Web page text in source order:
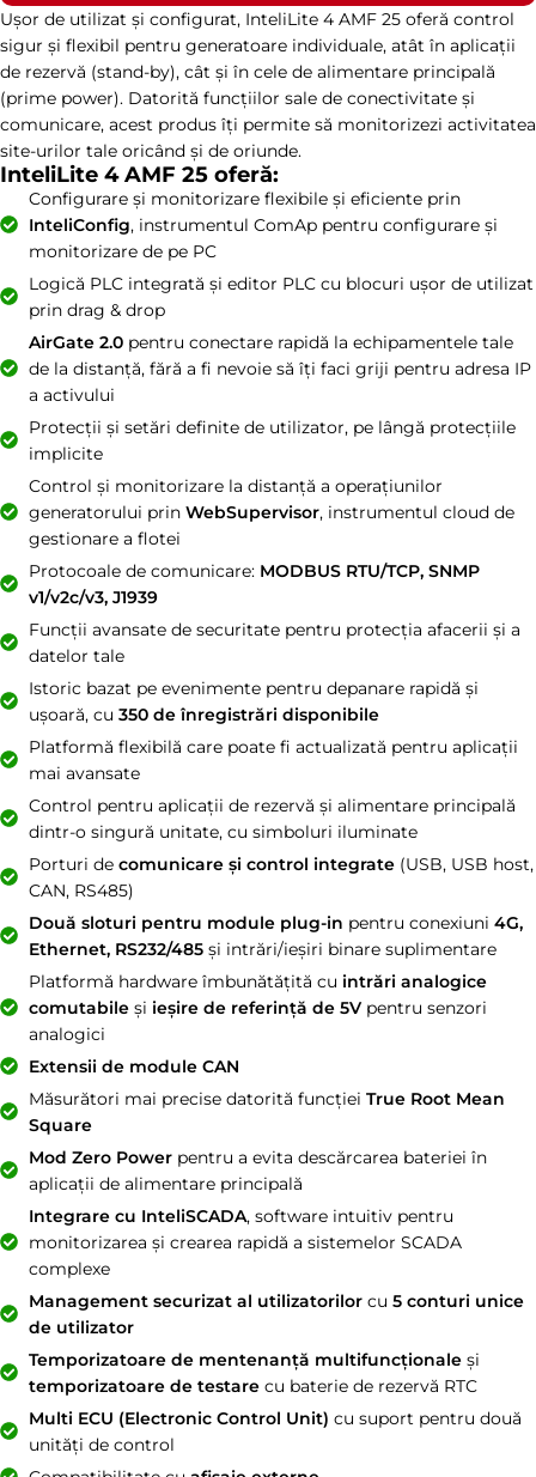
Ușor de utilizat și configurat, InteliLite 4 AMF 25 oferă control
sigur și flexibil pentru generatoare individuale, atât în aplicații
de rezervă (stand-by), cât și în cele de alimentare principală
(prime power). Datorită funcțiilor sale de conectivitate și
comunicare, acest produs îți permite să monitorizezi activitatea
site-urilor tale oricând și de oriunde.
InteliLite 4 AMF 25 oferă:
Configurare și monitorizare flexibile și eficiente prin
InteliConfig, instrumentul ComAp pentru configurare și
monitorizare de pe PC
Logică PLC integrată și editor PLC cu blocuri ușor de utilizat
prin drag & drop
AirGate 2.0pentru conectare rapidă la echipamentele tale
de la distanță, fără a fi nevoie să îți faci griji pentru adresa IP
a activului
Protecții și setări definite de utilizator, pe lângă protecțiile
implicite
Control și monitorizare la distanță a operațiunilor
generatorului prin WebSupervisor, instrumentul cloud de
gestionare a flotei
Protocoale de comunicare: MODBUS RTU/TCP, SNMP
v1/v2c/v3, J1939
Funcții avansate de securitate pentru protecția afacerii și a
datelor tale
Istoric bazat pe evenimente pentru depanare rapidă și
ușoară, cu 350 de înregistrări disponibile
Platformă flexibilă care poate fi actualizată pentru aplicații
mai avansate
Control pentru aplicații de rezervă și alimentare principală
dintr-o singură unitate, cu simboluri iluminate
Porturi de comunicare și control integrate(USB, USB host,
CAN, RS485)
Două sloturi pentru module plug-in pentru conexiuni 4G,
Ethernet, RS232/485și intrări/ieșiri binare suplimentare
Platformă hardware îmbunătățită cu intrări analogice
comutabileși ieșire de referință de 5Vpentru senzori
analogici
Extensii de module CAN
Măsurători mai precise datorită funcției True Root Mean
Square
Mod Zero Powerpentru a evita descărcarea bateriei în
aplicații de alimentare principală
Integrare cu InteliSCADA, software intuitiv pentru
monitorizarea și crearea rapidă a sistemelor SCADA
complexe
Management securizat al utilizatorilorcu 5 conturi unice
de utilizator
Temporizatoare de mentenanță multifuncționaleși
temporizatoare de testarecu baterie de rezervă RTC
Multi ECU (Electronic Control Unit) cu suport pentru două
unități de control